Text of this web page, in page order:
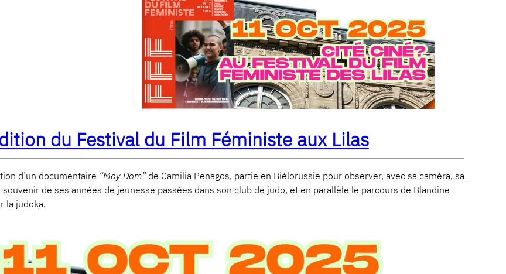
du Festival du Film Féministe aux Lilas
d’un documentaire “Moy Dom”de Camilia Penagos, partie en Biélorussie pour observer, avec sa caméra, sa
de ses années de jeunesse passées dans son club de judo, et en parallèle le parcours de Blandine
la judoka.